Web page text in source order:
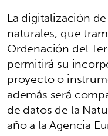
La digitalización
naturales, que
Ordenación del
permitirá su
proyecto o
además será
de datos de la
año a la Agencia